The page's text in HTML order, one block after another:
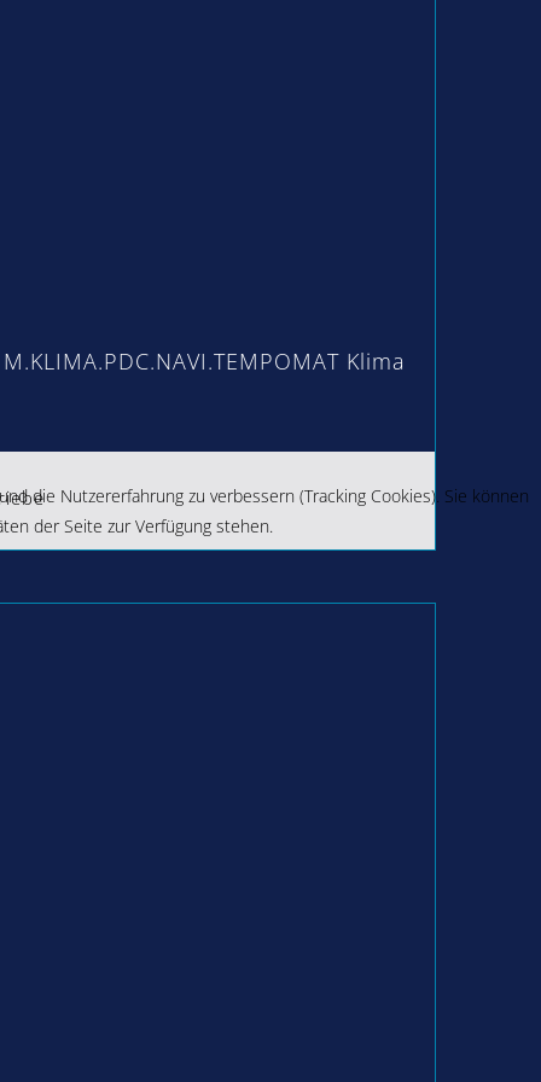
die Nutzererfahrung zu verbessern (Tracking Cookies). Sie können
der Seite zur Verfügung stehen.